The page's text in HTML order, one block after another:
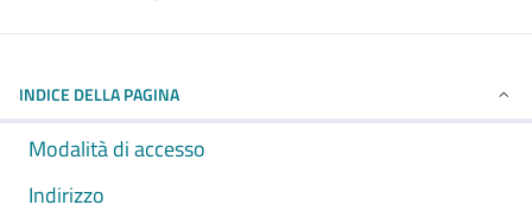
INDICE DELLA PAGINA
Modalità di accesso
Indirizzo